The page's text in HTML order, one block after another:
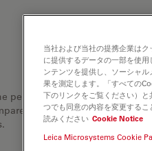
perfect solution. Explore our
alternatives, and find the
当社および当社の提携企業は
に提供するデータの一部を使
ンテンツを提供し、ソーシャ
果を測定します。「すべての
下のリンクをご覧ください）
つでも同意の内容を変更する
読みください Cookie Notice
Leica Microsystems Cookie